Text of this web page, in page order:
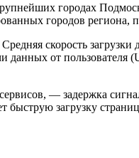
городах
городов
скорость
данных от
— задержка
быструю загрузку